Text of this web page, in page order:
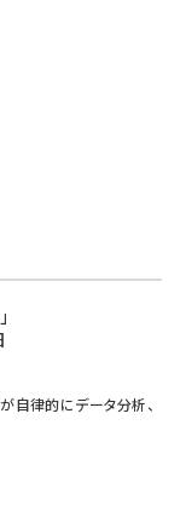
自律的にデータ分析、